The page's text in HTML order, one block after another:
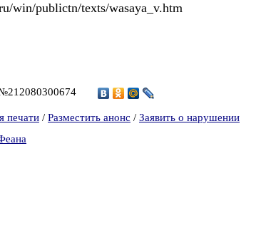
win/publictn/texts/wasaya_v.htm
печати / Разместить анонс / Заявить о нарушении